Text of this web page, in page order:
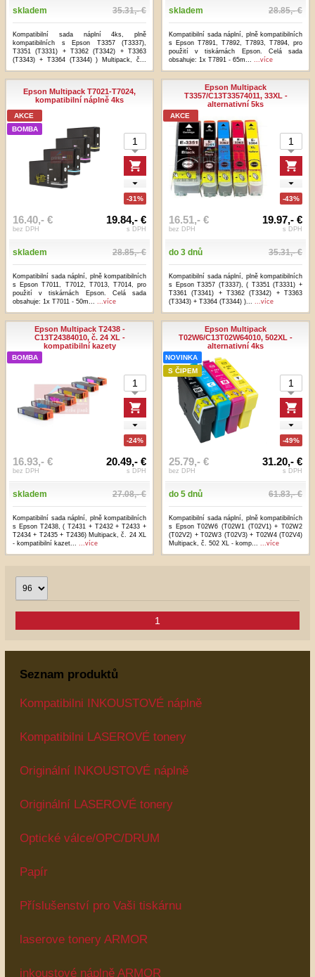
skladem 35.31,- €
Kompatibilní sada náplní 4ks, plně
kompatibilních s Epson T3357 (T3337),
T3351 (T3331) + T3362 (T3342) + T3363
(T3343) + T3364 (T3344) ) Multipack, č...
skladem 28.85,- €
Kompatibilní sada náplní, plně kompatibilních
s Epson T7891, T7892, T7893, T7894, pro
použití v tiskárnách Epson. Celá sada
obsahuje: 1x T7891 - 65m... ...více
Epson Multipack T7021-T7024,
kompatibilní náplně 4ks
AKCE
BOMBA
-31%
16.40,- €
bez DPH
19.84,- €
s DPH
skladem 28.85,- €
Kompatibilní sada náplní, plně kompatibilních
s Epson T7011, T7012, T7013, T7014, pro
použití v tiskárnách Epson. Celá sada
obsahuje: 1x T7011 - 50m... ...více
Epson Multipack
T3357/C13T33574011, 33XL -
alternativní 5ks
AKCE
-43%
16.51,- €
bez DPH
19.97,- €
s DPH
do 3 dnů 35.31,- €
Kompatibilní sada náplní, plně kompatibilních
s Epson T3357 (T3337), ( T3351 (T3331) +
T3361 (T3341) + T3362 (T3342) + T3363
(T3343) + T3364 (T3344) )... ...více
Epson Multipack T2438 -
C13T24384010, č. 24 XL -
kompatibilní kazety
BOMBA
-24%
16.93,- €
bez DPH
20.49,- €
s DPH
skladem 27.08,- €
Kompatibilní sada náplní, plně kompatibilních
s Epson T2438, ( T2431 + T2432 + T2433 +
T2434 + T2435 + T2436) Multipack, č. 24 XL
- kompatibilní kazet... ...více
Epson Multipack
T02W6/C13T02W64010, 502XL -
alternativní 4ks
NOVINKA
S ČIPEM
-49%
25.79,- €
bez DPH
31.20,- €
s DPH
do 5 dnů 61.83,- €
Kompatibilní sada náplní, plně kompatibilních
s Epson T02W6 (T02W1 (T02V1) + T02W2
(T02V2) + T02W3 (T02V3) + T02W4 (T02V4)
Multipack, č. 502 XL - komp... ...více
1
Seznam produktů
Kompatibilni INKOUSTOVÉ náplně
Kompatibilni LASEROVÉ tonery
Originální INKOUSTOVÉ náplně
Originální LASEROVÉ tonery
Optické válce/OPC/DRUM
Papír
Příslušenství pro Vaši tiskárnu
laserove tonery ARMOR
inkoustové náplně ARMOR